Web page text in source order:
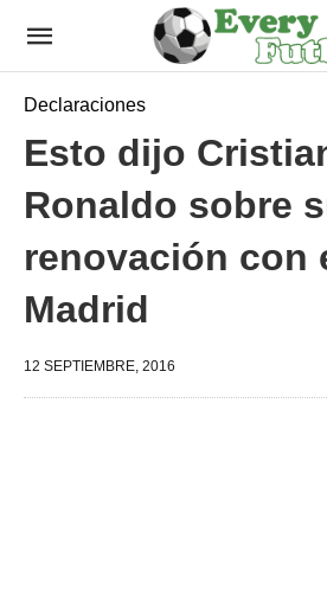
Declaraciones
Esto dijo
Ronaldo sobre
renovación con
Madrid
12 SEPTIEMBRE, 2016